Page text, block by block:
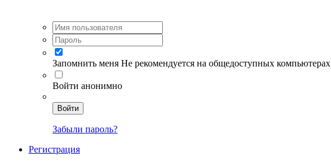
Запомнить меня Не рекомендуется на общедоступных компьютерах
Войти анонимно
Войти
Забыли пароль?
Регистрация